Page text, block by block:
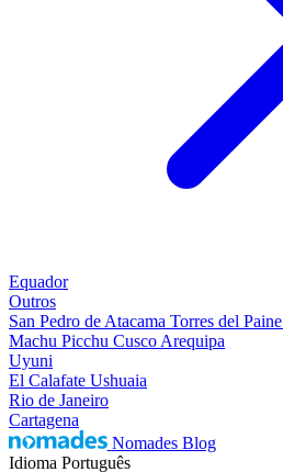
Equador
Outros
San Pedro de Atacama Torres del Paine
Machu Picchu Cusco Arequipa
Uyuni
El Calafate Ushuaia
Rio de Janeiro
Cartagena
Nomades Blog
Idioma Português